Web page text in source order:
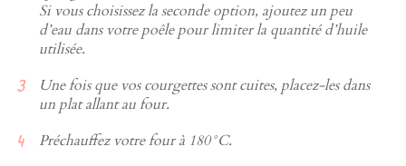
Si vous choisissez la seconde option, ajoutez un peu
d’eau dans votre poêle pour limiter la quantité d’huile
utilisée.
Une fois que vos courgettes sont cuites, placez-les dans
un plat allant au four.
Préchauffez votre four à 180°C.